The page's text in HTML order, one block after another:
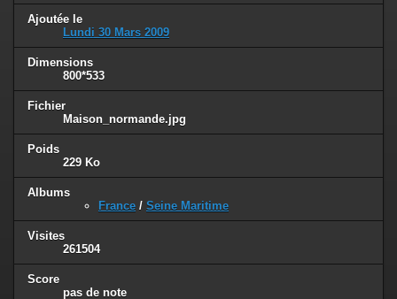
Ajoutée le
Lundi 30 Mars 2009
Dimensions
800*533
Fichier
Maison_normande.jpg
Poids
229 Ko
Albums
France / Seine Maritime
Visites
261504
Score
pas de note